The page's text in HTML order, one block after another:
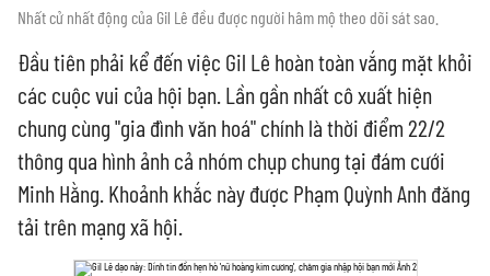
Nhất cử nhất động của Gil Lê đều được người hâm mộ theo dõi sát sao.
Đầu tiên phải kể đến việc Gil Lê hoàn toàn vắng mặt khỏi
các cuộc vui của hội bạn. Lần gần nhất cô xuất hiện
chung cùng "gia đình văn hoá" chính là thời điểm 22/2
thông qua hình ảnh cả nhóm chụp chung tại đám cưới
Minh Hằng. Khoảnh khắc này được Phạm Quỳnh Anh đăng
tải trên mạng xã hội.